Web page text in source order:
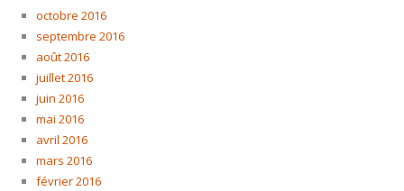
octobre 2016
septembre 2016
août 2016
juillet 2016
juin 2016
mai 2016
avril 2016
mars 2016
février 2016